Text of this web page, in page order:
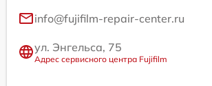
info@fujifilm-repair-center.ru
ул. Энгельса, 75
Адрес сервисного центра Fujifilm